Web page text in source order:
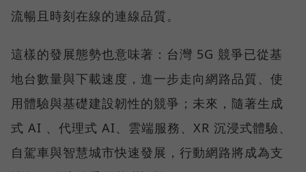
流暢且時刻在線的連線品質。
這樣的發展態勢也意味著：台灣 5G 競爭已從基
地台數量與下載速度，進一步走向網路品質、使
用體驗與基礎建設韌性的競爭；未來，隨著生成
式 AI 、代理式 AI、雲端服務、XR 沉浸式體驗、
自駕車與智慧城市快速發展，行動網路將成為支